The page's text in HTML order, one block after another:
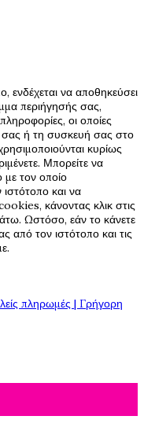
ενδέχεται να αποθηκεύσει
περιήγησής σας,
οι οποίες
σας ή τη συσκευή σας στο
κυρίως
Μπορείτε να
με τον οποίο
και να
κάνοντας κλικ στις
Ωστόσο, εάν το κάνετε
από τον ιστότοπο και τις
πληρωμές | Γρήγορη